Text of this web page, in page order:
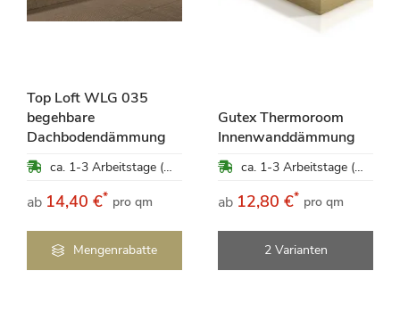
Top Loft WLG 035
begehbare
Dachbodendämmung
ca. 1-3 Arbeitstage (Mo-Fr)
ab 14,40 €* pro qm
Mengenrabatte
Gutex Thermoroom
Innenwanddämmung
ca. 1-3 Arbeitstage (Mo-Fr)
ab 12,80 €* pro qm
2 Varianten